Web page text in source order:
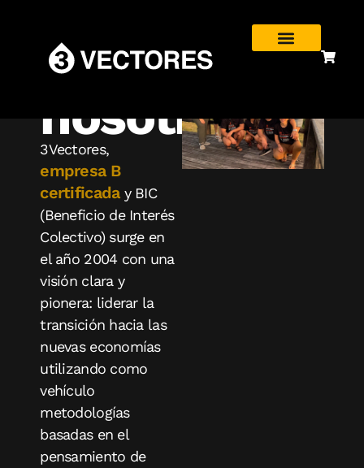
nosotros
3Vectores,
empresa B
certificaday BIC
(Beneficio de Interés
Colectivo) surge en
el año 2004 con una
visión clara y
pionera: liderar la
transición hacia las
nuevas economías
utilizando como
vehículo
metodologías
basadas en el
pensamiento de